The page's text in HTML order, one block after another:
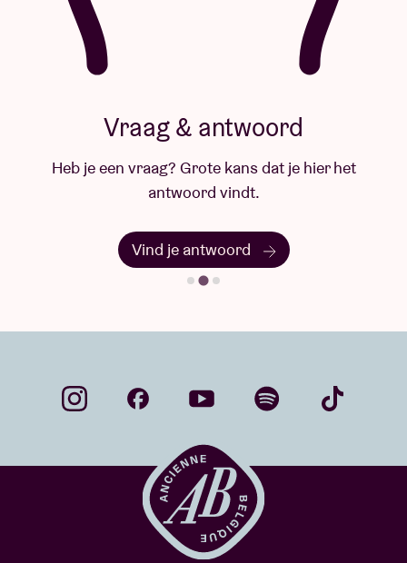
Vraag & antwoord
Heb je een vraag? Grote kans dat je hier het
antwoord vindt.
Vind je antwoord